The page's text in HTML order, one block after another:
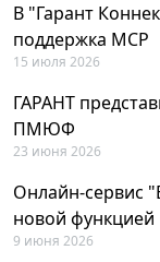
В "Гарант
поддержка MCP
15 июля 2026
ГАРАНТ
ПМЮФ
23 июня 2026
Онлайн-сервис
новой функцией
9 июня 2026